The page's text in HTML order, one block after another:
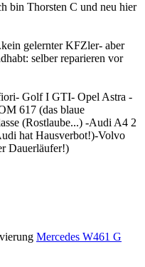
bin Thorsten C und neu hier
gelernter KFZler- aber
selber reparieren vor
Golf I GTI- Opel Astra -
617 (das blaue
(Rostlaube...) -Audi A4 2
hat Hausverbot!)-Volvo
Dauerläufer!)
Mercedes W461 G